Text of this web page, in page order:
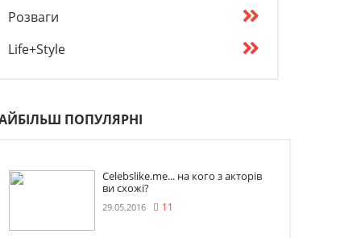
Розваги
Life+Style
ПОПУЛЯРНІ
Celebslike.me... на кого з акторів
ви схожі?
29.05.2016 11